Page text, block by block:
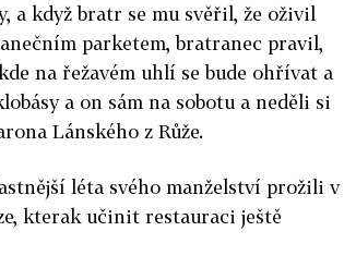
a když bratr se mu svěřil, že oživil
parketem, bratranec pravil,
na řežavém uhlí se bude ohřívat a
a on sám na sobotu a neděli si
Lánského z Růže.
léta svého manželství prožili v
kterak učinit restauraci ještě